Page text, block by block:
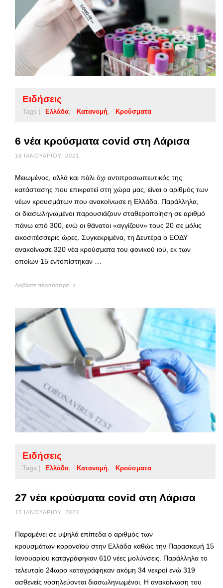
Ειδήσεις
Tags | Ελλάδα Κατανομή Κρούσματα
6 νέα κρούσματα covid στη Λάρισα
18 ΙΑΝΟΥΑΡΊΟΥ, 2021
Μειωμένος, αλλά και πάλι όχι αντιπροσωπευτικός της
κατάστασης που επικρατεί στη χώρα μας, είναι ο αριθμός των
νέων κρουσμάτων που ανακοίνωσε η Ελλάδα. Παράλληλα,
οι διασωληνωμένοι παρουσιάζουν σταθεροποίηση σε αριθμό
πάνω από 300, ενώ οι θάνατοι «αγγίζουν» τους 20 σε μόλις
εικοσιτέσσερις ώρες. Συγκεκριμένα, τη Δευτέρα ο ΕΟΔΥ
ανακοίνωσε 320 νέα κρούσματα του φονικού ιού, εκ των
οποίων 15 εντοπίστηκαν …
Διαβάστε περισσότερα
Ειδήσεις
Tags | Ελλάδα Κατανομή Κρούσματα
27 νέα κρούσματα covid στη Λάρισα
15 ΙΑΝΟΥΑΡΊΟΥ, 2021
Παραμένει σε υψηλά επίπεδα ο αριθμός των
κρουσμάτων κορονοϊού στην Ελλάδα καθώς την Παρασκευή 15
Ιανουαρίου καταγράφηκαν 610 νέες μολύνσεις. Παράλληλα το
τελευταίο 24ωρο καταγράφηκαν ακόμη 34 νεκροί ενώ 319
ασθενείς νοσηλεύονται διασωληνωμένοι. Η ανακοίνωση του